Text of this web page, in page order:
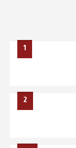
1
2